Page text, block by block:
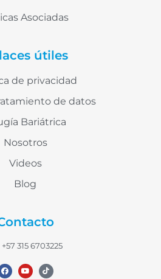
Asociadas
útiles
de privacidad
de datos
Bariátrica
Nosotros
Videos
Blog
+57 315 6703225